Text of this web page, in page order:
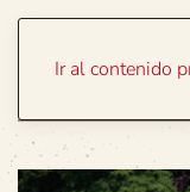
Ir al contenido